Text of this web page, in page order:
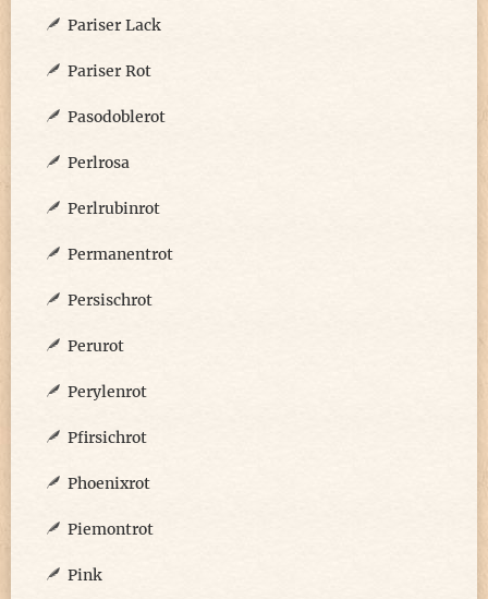
Pariser Lack
Pariser Rot
Pasodoblerot
Perlrosa
Perlrubinrot
Permanentrot
Persischrot
Perurot
Perylenrot
Pfirsichrot
Phoenixrot
Piemontrot
Pink